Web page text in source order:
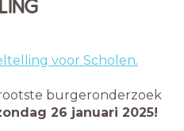
voor Scholen.
burgeronderzoek
26 januari 2025!